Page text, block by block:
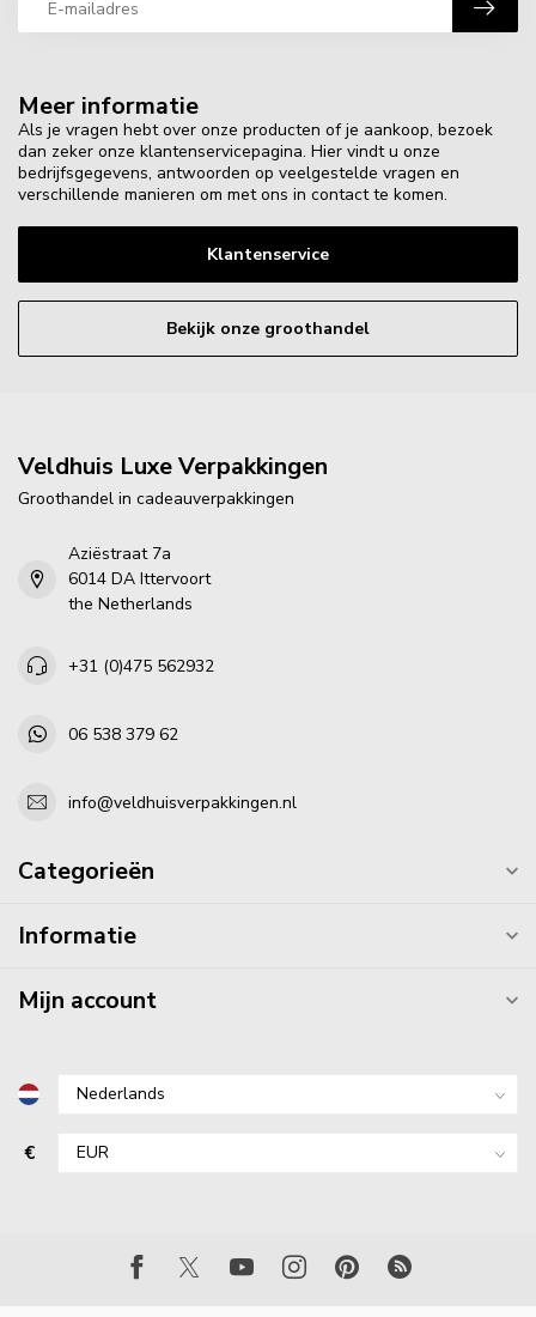
Meer informatie
Als je vragen hebt over onze producten of je aankoop, bezoek
dan zeker onze klantenservicepagina. Hier vindt u onze
bedrijfsgegevens, antwoorden op veelgestelde vragen en
verschillende manieren om met ons in contact te komen.
Klantenservice
Bekijk onze groothandel
Veldhuis Luxe Verpakkingen
Groothandel in cadeauverpakkingen
Aziëstraat 7a
6014 DA Ittervoort
the Netherlands
+31 (0)475 562932
06 538 379 62
info@veldhuisverpakkingen.nl
Categorieën
Informatie
Mijn account
€